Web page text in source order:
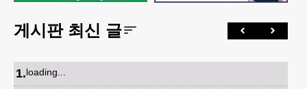
게시판 최신 글
1.loading...